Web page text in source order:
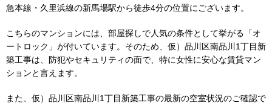
急本線・久里浜線の新馬場駅から徒歩4分の位置にございます。
こちらのマンションには、部屋探しで人気の条件として挙がる「オ
ートロック」が付いています。そのため、仮）品川区南品川1丁目新
築工事は、防犯やセキュリティの面で、特に女性に安心な賃貸マン
ションと言えます。
また、仮）品川区南品川1丁目新築工事の最新の空室状況のご確認で